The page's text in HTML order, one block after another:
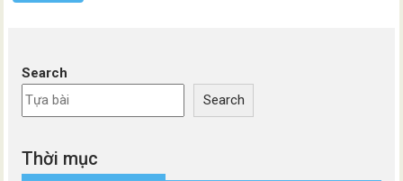
Search
Search
Thời mục